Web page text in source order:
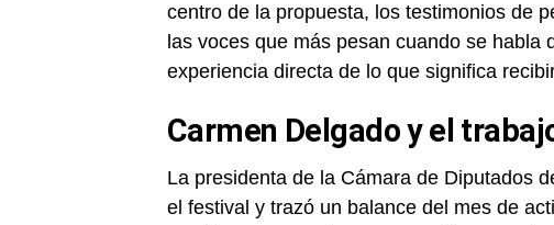
centro de la propuesta, los testimonios de
las voces que más pesan cuando se
experiencia directa de lo que significa
Carmen Delgado y el
La presidenta de la Cámara de Diputados
el festival y trazó un balance del mes de